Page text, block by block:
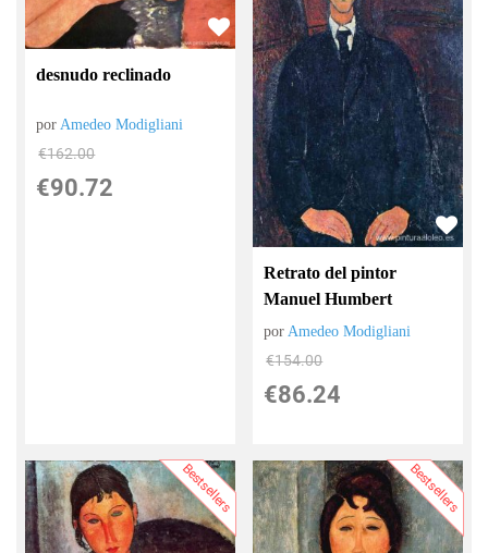
desnudo reclinado
porAmedeo Modigliani
€162.00
€90.72
Retrato del pintor
Manuel Humbert
porAmedeo Modigliani
€154.00
€86.24
Bestsellers Bestsellers